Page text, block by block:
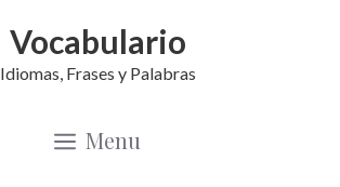
Vocabulario
Idiomas, Frases y Palabras
Menu